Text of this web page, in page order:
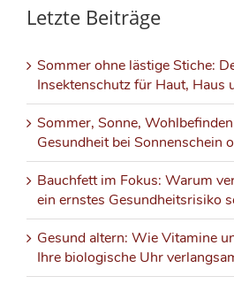
Letzte Beiträge
Sommer ohne lästige Stiche:
Insektenschutz für Haut, Haus
Sommer, Sonne,
Gesundheit bei Sonnenschein
Bauchfett im Fokus: Warum
ein ernstes Gesundheitsrisiko
Gesund altern: Wie Vitamine
Ihre biologische Uhr